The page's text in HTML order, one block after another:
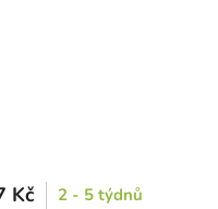
Kč 2 - 5 týdnů